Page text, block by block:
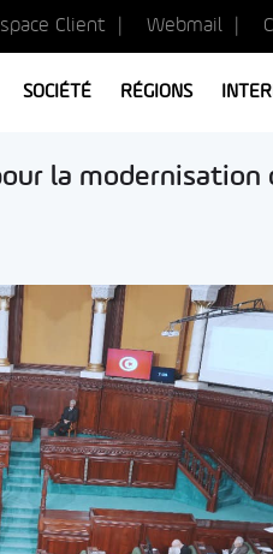
Client Webmail
SOCIÉTÉ RÉGIONS
la modernisation